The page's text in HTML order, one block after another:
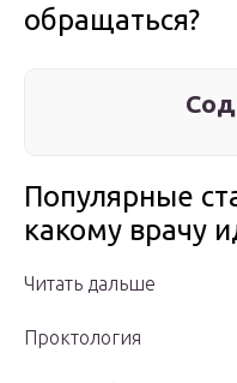
обращаться?
Популярные
какому врачу
Читать дальше
Проктология